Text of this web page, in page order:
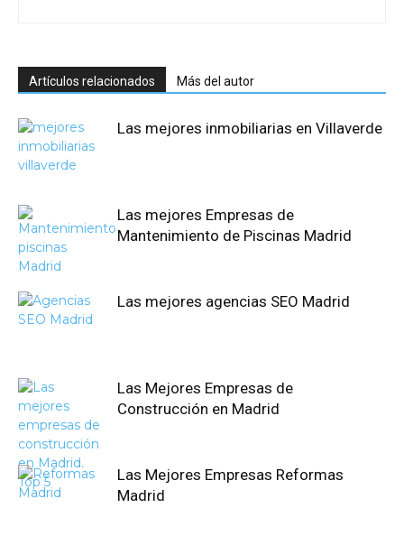
Artículos relacionados Más del autor
Las mejores inmobiliarias en Villaverde
Las mejores Empresas de
Mantenimiento de Piscinas Madrid
Las mejores agencias SEO Madrid
Las Mejores Empresas de
Construcción en Madrid
Las Mejores Empresas Reformas
Madrid